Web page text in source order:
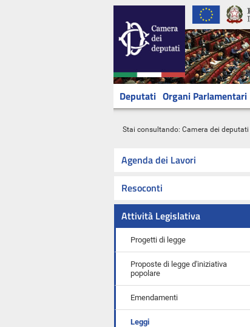
Deputati Organi Parlamentari
Stai consultando: Camera dei deputati
Agenda dei Lavori
Resoconti
Attività Legislativa
Progetti di legge
Proposte di legge d'iniziativa
popolare
Emendamenti
Leggi